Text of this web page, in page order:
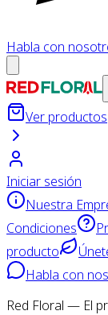
Habla con
Ver productos
Iniciar sesión
Nuestra
Condiciones
producto
Habla con
Red Floral — El